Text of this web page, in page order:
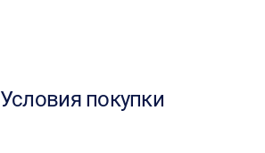
Условия покупки